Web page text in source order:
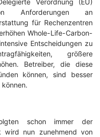
Verordnung (EU)
Anforderungen an
für Rechenzentren
Whole-Life-Carbon-
Entscheidungen zu
größere
Betreiber, die diese
können, sind besser
schon immer der
wird nun zunehmend von